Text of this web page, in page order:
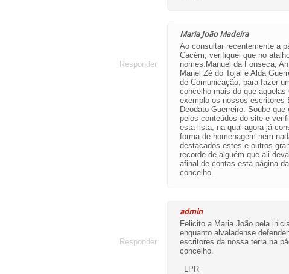
Maria João Madeira
Ao consultar recentemente a
Cacém, verifiquei que no
nomes:Manuel da Fonseca,
Manel Zé do Tojal e Alda
de Comunicação, para fazer
concelho mais do que
exemplo os nossos escritores
Deodato Guerreiro. Soube
pelos conteúdos do site e
esta lista, na qual agora já
forma de homenagem nem
destacados estes e outros
recorde de alguém que ali
afinal de contas esta página
concelho.
Responder
admin
Felicito a Maria João pela
enquanto alvaladense
escritores da nossa terra na
concelho.
_LPR
Responder